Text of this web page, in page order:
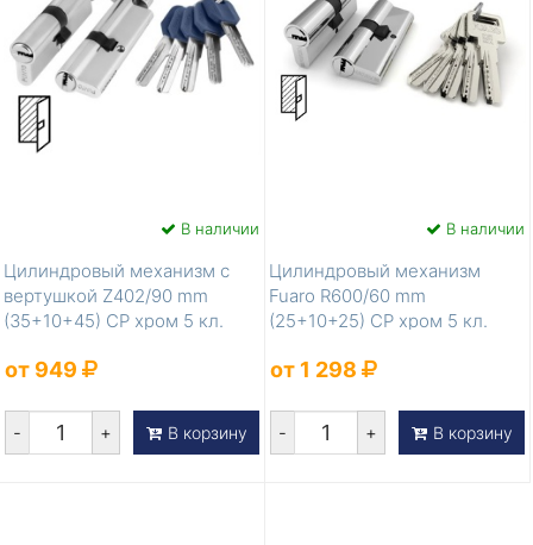
В наличии
Цилиндровый механизм с
вертушкой Z402/90 mm
(35+10+45) CP хром 5 кл.
от 949
- + В корзину
В наличии
Цилиндровый механизм
Fuaro R600/60 mm
(25+10+25) CP хром 5 кл.
от 1 298
- + В корзину